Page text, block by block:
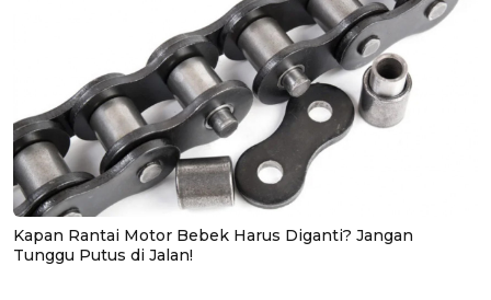
Kapan Rantai Motor Bebek Harus Diganti? Jangan
Tunggu Putus di Jalan!